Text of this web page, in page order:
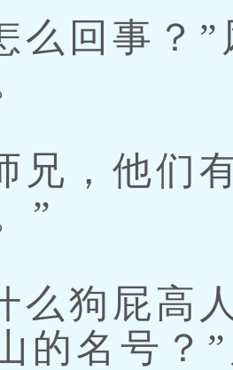
回事？”
，他们
”
狗屁高
的名号？